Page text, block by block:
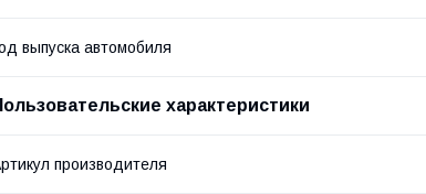
выпуска автомобиля
характеристики
производителя